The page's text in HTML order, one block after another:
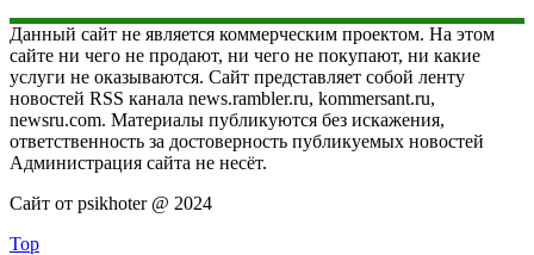
Данный сайт не является коммерческим проектом. На этом
сайте ни чего не продают, ни чего не покупают, ни какие
услуги не оказываются. Сайт представляет собой ленту
новостей RSS канала news.rambler.ru, kommersant.ru,
newsru.com. Материалы публикуются без искажения,
ответственность за достоверность публикуемых новостей
Администрация сайта не несёт.
Сайт от psikhoter @ 2024
Top